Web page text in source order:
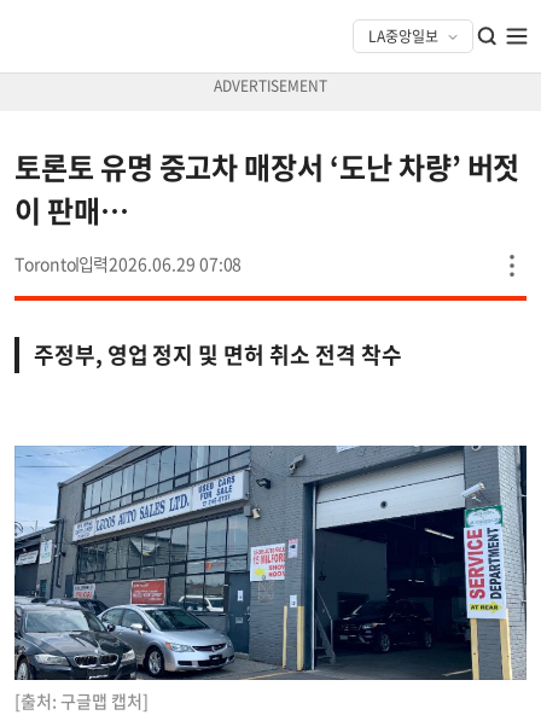
토론토 유명 중고차 매장서 ‘도난 차량’ 버젓
이 판매…
Toronto 2026.06.29 07:08
주정부, 영업 정지 및 면허 취소 전격 착수
[출처: 구글맵 캡처]